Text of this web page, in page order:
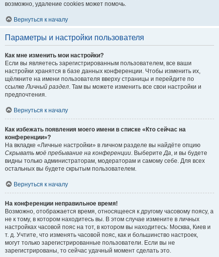
возможно, удаление cookies может помочь.
Вернуться к началу
Параметры и настройки пользователя
Как мне изменить мои настройки?
Если вы являетесь зарегистрированным пользователем, все ваши
настройки хранятся в базе данных конференции. Чтобы изменить их,
щёлкните на имени пользователя вверху страницы и перейдите по
ссылкеЛичный раздел. Там вы можете изменить все свои настройки и
предпочтения.
Вернуться к началу
Как избежать появления моего имени в списке «Кто сейчас на
конференции»?
На вкладке «Личные настройки» в личном разделе вы найдёте опцию
Скрывать моё пребывание на конференции. ВыберитеДа, и вы будете
видны только администраторам, модераторам и самому себе. Для всех
остальных вы будете скрытым пользователем.
Вернуться к началу
На конференции неправильное время!
Возможно, отображается время, относящееся к другому часовому поясу, а
не к тому, в котором находитесь вы. В этом случае измените в личных
настройках часовой пояс на тот, в котором вы находитесь: Москва, Киев и
т. д. Учтите, что изменять часовой пояс, как и большинство настроек,
могут только зарегистрированные пользователи. Если вы не
зарегистрированы, то сейчас удачный момент сделать это.